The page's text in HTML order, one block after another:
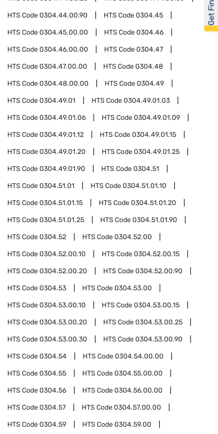
HTS Code0304.44.00.90 HTS Code0304.45
HTS Code0304.45.00.00 HTS Code0304.46
HTS Code0304.46.00.00 HTS Code0304.47
HTS Code0304.47.00.00 HTS Code0304.48
HTS Code0304.48.00.00 HTS Code0304.49
HTS Code0304.49.01 HTS Code0304.49.01.03
HTS Code0304.49.01.06 HTS Code0304.49.01.09
HTS Code0304.49.01.12 HTS Code0304.49.01.15
HTS Code0304.49.01.20 HTS Code0304.49.01.25
HTS Code0304.49.01.90 HTS Code0304.51
HTS Code0304.51.01 HTS Code0304.51.01.10
HTS Code0304.51.01.15 HTS Code0304.51.01.20
HTS Code0304.51.01.25 HTS Code0304.51.01.90
HTS Code0304.52 HTS Code0304.52.00
HTS Code0304.52.00.10 HTS Code0304.52.00.15
HTS Code0304.52.00.20 HTS Code0304.52.00.90
HTS Code0304.53 HTS Code0304.53.00
HTS Code0304.53.00.10 HTS Code0304.53.00.15
HTS Code0304.53.00.20 HTS Code0304.53.00.25
HTS Code0304.53.00.30 HTS Code0304.53.00.90
HTS Code0304.54 HTS Code0304.54.00.00
HTS Code0304.55 HTS Code0304.55.00.00
HTS Code0304.56 HTS Code0304.56.00.00
HTS Code0304.57 HTS Code0304.57.00.00
HTS Code0304.59 HTS Code0304.59.00